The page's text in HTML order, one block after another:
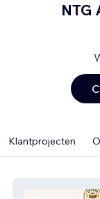
NTG
Klantprojecten